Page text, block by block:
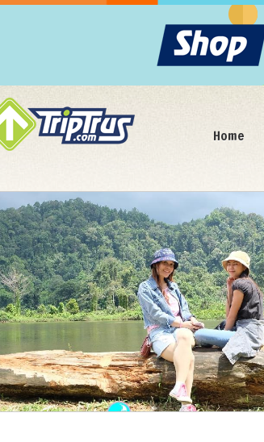
Home